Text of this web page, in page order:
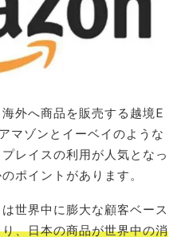
外へ商品を販売する越境E
マゾンとイーベイのような
レイスの利用が人気となっ
ポイントがあります。
世界中に膨大な顧客ベース
、日本の商品が世界中の消